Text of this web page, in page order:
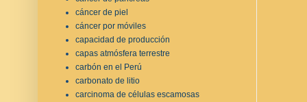
cáncer de piel
cáncer por móviles
capacidad de producción
capas atmósfera terrestre
carbón en el Perú
carbonato de litio
carcinoma de células escamosas